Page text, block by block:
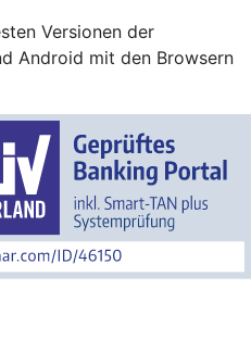
Versionen der
Android mit den Browsern